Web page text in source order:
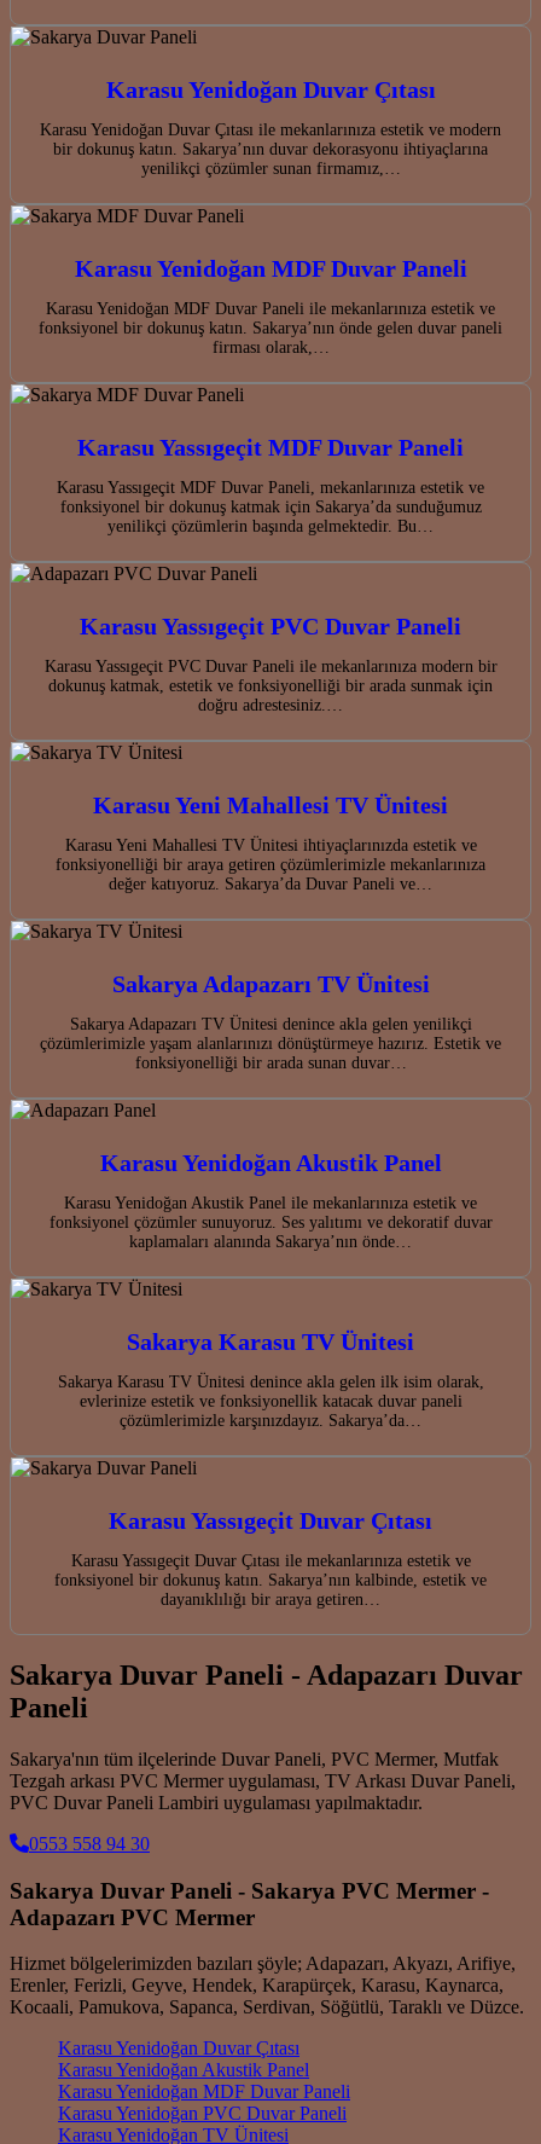
Karasu Yenidoğan Duvar Çıtası
Karasu Yenidoğan Duvar Çıtası ile mekanlarınıza estetik ve modern
bir dokunuş katın. Sakarya’nın duvar dekorasyonu ihtiyaçlarına
yenilikçi çözümler sunan firmamız,…
Karasu Yenidoğan MDF Duvar Paneli
Karasu Yenidoğan MDF Duvar Paneli ile mekanlarınıza estetik ve
fonksiyonel bir dokunuş katın. Sakarya’nın önde gelen duvar paneli
firması olarak,…
Karasu Yassıgeçit MDF Duvar Paneli
Karasu Yassıgeçit MDF Duvar Paneli, mekanlarınıza estetik ve
fonksiyonel bir dokunuş katmak için Sakarya’da sunduğumuz
yenilikçi çözümlerin başında gelmektedir. Bu…
Karasu Yassıgeçit PVC Duvar Paneli
Karasu Yassıgeçit PVC Duvar Paneli ile mekanlarınıza modern bir
dokunuş katmak, estetik ve fonksiyonelliği bir arada sunmak için
doğru adrestesiniz.…
Karasu Yeni Mahallesi TV Ünitesi
Karasu Yeni Mahallesi TV Ünitesi ihtiyaçlarınızda estetik ve
fonksiyonelliği bir araya getiren çözümlerimizle mekanlarınıza
değer katıyoruz. Sakarya’da Duvar Paneli ve…
Sakarya Adapazarı TV Ünitesi
Sakarya Adapazarı TV Ünitesi denince akla gelen yenilikçi
çözümlerimizle yaşam alanlarınızı dönüştürmeye hazırız. Estetik ve
fonksiyonelliği bir arada sunan duvar…
Karasu Yenidoğan Akustik Panel
Karasu Yenidoğan Akustik Panel ile mekanlarınıza estetik ve
fonksiyonel çözümler sunuyoruz. Ses yalıtımı ve dekoratif duvar
kaplamaları alanında Sakarya’nın önde…
Sakarya Karasu TV Ünitesi
Sakarya Karasu TV Ünitesi denince akla gelen ilk isim olarak,
evlerinize estetik ve fonksiyonellik katacak duvar paneli
çözümlerimizle karşınızdayız. Sakarya’da…
Karasu Yassıgeçit Duvar Çıtası
Karasu Yassıgeçit Duvar Çıtası ile mekanlarınıza estetik ve
fonksiyonel bir dokunuş katın. Sakarya’nın kalbinde, estetik ve
dayanıklılığı bir araya getiren…
Sakarya Duvar Paneli - Adapazarı Duvar
Paneli
Sakarya'nın tüm ilçelerinde Duvar Paneli, PVC Mermer, Mutfak
Tezgah arkası PVC Mermer uygulaması, TV Arkası Duvar Paneli,
PVC Duvar Paneli Lambiri uygulaması yapılmaktadır.
0553 558 94 30
Sakarya Duvar Paneli - Sakarya PVC Mermer -
Adapazarı PVC Mermer
Hizmet bölgelerimizden bazıları şöyle; Adapazarı, Akyazı, Arifiye,
Erenler, Ferizli, Geyve, Hendek, Karapürçek, Karasu, Kaynarca,
Kocaali, Pamukova, Sapanca, Serdivan, Söğütlü, Taraklı ve Düzce.
Karasu Yenidoğan Duvar Çıtası
Karasu Yenidoğan Akustik Panel
Karasu Yenidoğan MDF Duvar Paneli
Karasu Yenidoğan PVC Duvar Paneli
Karasu Yenidoğan TV Ünitesi